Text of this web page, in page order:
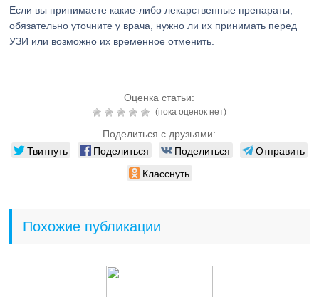
Если вы принимаете какие-либо лекарственные препараты,
обязательно уточните у врача, нужно ли их принимать перед
УЗИ или возможно их временное отменить.
Оценка статьи:
(пока оценок нет)
Поделиться с друзьями:
Твитнуть Поделиться Поделиться
Отправить
Класснуть
Похожие публикации